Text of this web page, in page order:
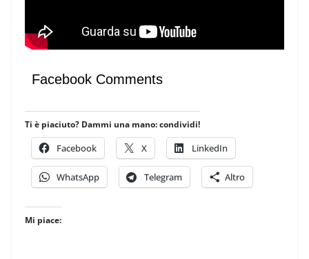
Facebook Comments
Ti è piaciuto? Dammi una mano: condividi!
Facebook X LinkedIn
WhatsApp Telegram Altro
Mi piace: